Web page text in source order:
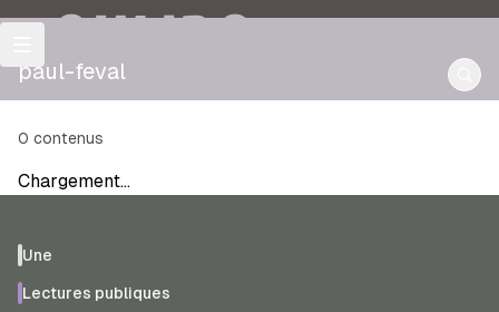
OULIPO
paul-feval
0 contenus
Chargement…
Une
Lectures publiques